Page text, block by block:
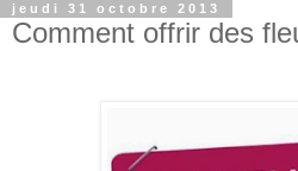
jeudi 31 octobre 2013
Comment offrir des